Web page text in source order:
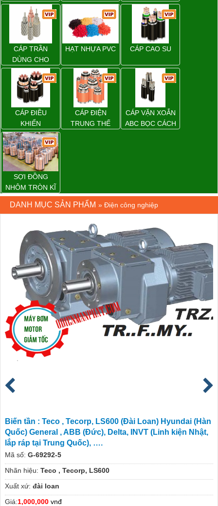
CHÁY
CÁP TRẦN
DÙNG CHO
ĐƯỜNG DÂY
TẢI ĐIỆN TRÊN
KHÔNG
HẠT NHỰA PVC CÁP CAO SU
CÁP ĐIỀU
KHIỂN
CÁP ĐIỆN
TRUNG THẾ
CÁP VẶN XOẮN
ABC BỌC CÁCH
SỢI ĐỒNG
NHÔM TRÒN KĨ
THUẬT ĐIỆN
DANH MỤC SẢN PHẨM » Điện công nghiệp
Biến tần : Teco , Tecorp, LS600 (Đài Loan) Hyundai (Hàn
Quốc) General , ABB (Đức), Delta, INVT (Linh kiện Nhật,
lắp ráp tại Trung Quốc), ….
Mã số: G-69292-5
Nhãn hiệu: Teco , Tecorp, LS600
Xuất xứ: đài loan
Giá:1,000,000 vnđ